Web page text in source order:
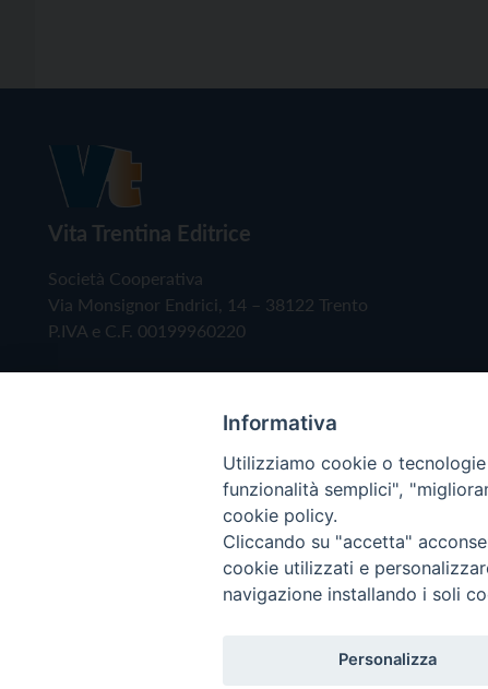
Vita Trentina Editrice
Società Cooperativa
Via Monsignor Endrici, 14 – 38122 Trento
P.IVA e C.F. 00199960220
Copyright © 2019 - Tutti i diritti riservati - Vita
Informativa
Utilizziamo cookie o
funzionalità semplici",
cookie policy.
Cliccando su "accetta"
cookie utilizzati e
navigazione installando i soli
Personalizza